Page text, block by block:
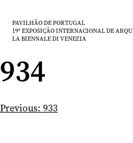
paraPAVILHÃO DE PORTUGAL
19ª EXPOSIÇÃO INTERNACIONAL DE
LA BIENNALE DI VENEZIA
934
Navegação
Previous: 933